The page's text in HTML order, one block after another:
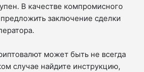
В качестве компромисного
заключение сделки
может быть не всегда
случае найдите инструкцию,